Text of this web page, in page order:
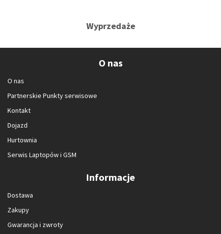
Wyprzedaże
O nas
O nas
Partnerskie Punkty serwisowe
Kontakt
Dojazd
Hurtownia
Serwis Laptopów i GSM
Informacje
Dostawa
Zakupy
Gwarancja i zwroty